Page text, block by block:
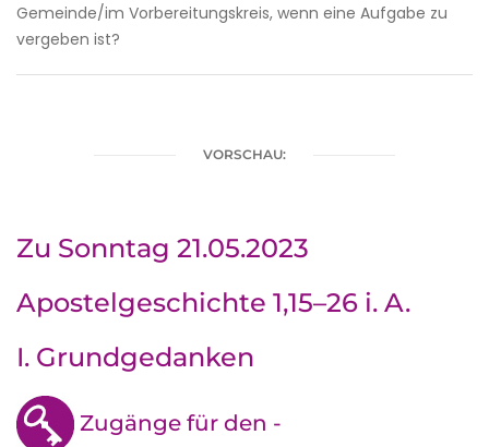
Gemeinde/im Vorbereitungskreis, wenn eine Aufgabe zu
vergeben ist?
VORSCHAU:
Zu Sonntag 21.05.2023
Apostelgeschichte 1,15–26 i. A.
I. Grundgedanken
Zugänge für den ­